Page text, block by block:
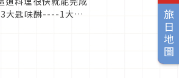
旅日地圖
大匙味醂----1大匙